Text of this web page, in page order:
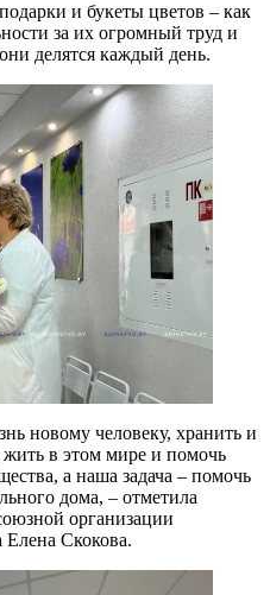
и букеты цветов – как
за их огромный труд и
делятся каждый день.
новому человеку, хранить и
жить в этом мире и помочь
а наша задача – помочь
дома, – отметила
организации
Елена Скокова.